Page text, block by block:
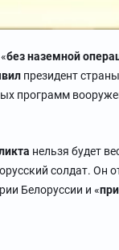
без наземной
президент
программ
нельзя будет
солдат. Он
Белоруссии и «